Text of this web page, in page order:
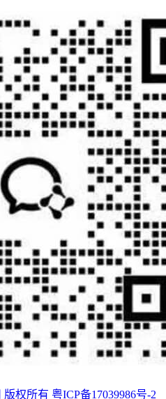
权所有 粤ICP备17039986号-2